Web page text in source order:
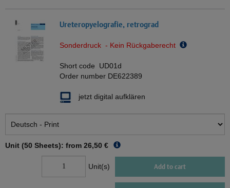
Ureteropyelografie, retrograd
Sonderdruck - Kein Rückgaberecht
Short code UD01d
Order number DE622389
jetzt digital aufklären
Unit (50 Sheets): from 26,50 €
Unit(s) Add to cart